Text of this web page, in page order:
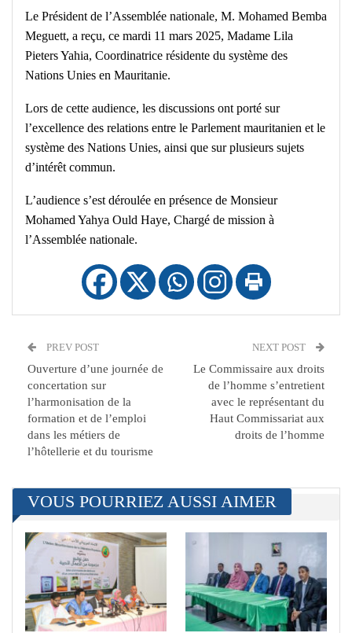
Le Président de l’Assemblée nationale, M. Mohamed Bemba
Meguett, a reçu, ce mardi 11 mars 2025, Madame Lila
Pieters Yahia, Coordinatrice résidente du système des
Nations Unies en Mauritanie.
Lors de cette audience, les discussions ont porté sur
l’excellence des relations entre le Parlement mauritanien et le
système des Nations Unies, ainsi que sur plusieurs sujets
d’intérêt commun.
L’audience s’est déroulée en présence de Monsieur
Mohamed Yahya Ould Haye, Chargé de mission à
l’Assemblée nationale.
PREV POST
Ouverture d’une journée de
concertation sur
l’harmonisation de la
formation et de l’emploi
dans les métiers de
l’hôtellerie et du tourisme
NEXT POST
Le Commissaire aux droits
de l’homme s’entretient
avec le représentant du
Haut Commissariat aux
droits de l’homme
VOUS POURRIEZ AUSSI AIMER